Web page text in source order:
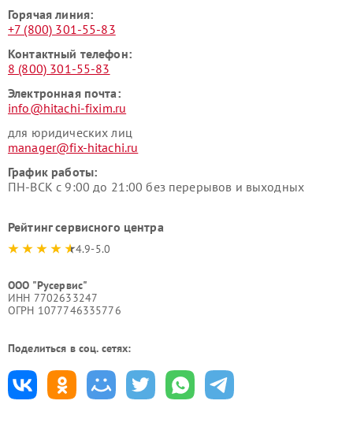
Горячая линия:
+7 (800) 301-55-83
Контактный телефон:
8 (800) 301-55-83
Электронная почта:
info@hitachi-fixim.ru
для юридических лиц
manager@fix-hitachi.ru
График работы:
ПН-ВСК с 9:00 до 21:00 без перерывов и выходных
Рейтинг сервисного центра
4.9-5.0
ООО "Русервис"
ИНН 7702633247
ОГРН 1077746335776
Поделиться в соц. сетях: